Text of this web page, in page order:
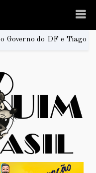
Társis ao Senado